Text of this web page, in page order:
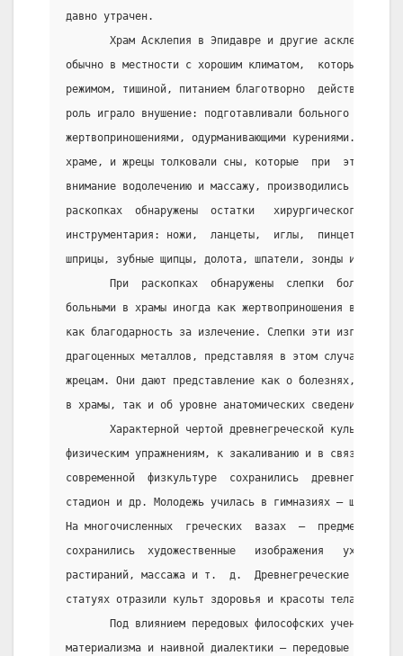
давно утрачен.
Храм Асклепия в Эпидавре и другие асклепейоны
обычно в местности с хорошим климатом,  который  в
режимом, тишиной, питанием благотворно  действовал
роль играло внушение: подготавливали больного
жертвоприношениями, одурманивающими курениями.
храме, и жрецы толковали сны, которые  при  этом
внимание водолечению и массажу, производились и
раскопках  обнаружены  остатки   хирургического   и
инструментария: ножи,  ланцеты,  иглы,  пинцеты,
шприцы, зубные щипцы, долота, шпатели, зонды и пр.
При  раскопках  обнаружены  слепки  больных
больными в храмы иногда как жертвоприношения в
как благодарность за излечение. Слепки эти
драгоценных металлов, представляя в этом случае
жрецам. Они дают представление как о болезнях, по
в храмы, так и об уровне анатомических сведений у
Характерной чертой древнегреческой культуры
физическим упражнениям, к закаливанию и в связи с
современной  физкультуре  сохранились
стадион и др. Молодежь училась в гимназиях — школах
На многочисленных  греческих  вазах  —  предметах
сохранились  художественные   изображения   ухода
растираний, массажа и т.  д.  Древнегреческие
статуях отразили культ здоровья и красоты тела.
Под влиянием передовых философских учений
материализма и наивной диалектики — передовые врачи